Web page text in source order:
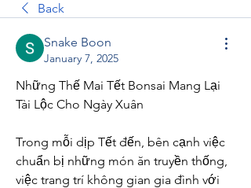
Back
Snake Boon
January 7, 2025
Những Thế Mai Tết Bonsai Mang Lại
Tài Lộc Cho Ngày Xuân
Trong mỗi dịp Tết đến, bên cạnh việc
chuẩn bị những món ăn truyền thống,
việc trang trí không gian gia đình với